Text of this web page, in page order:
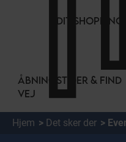
DIT
ÅBNINGSTIDER & FIND
VEJ
Hjem Det sker der